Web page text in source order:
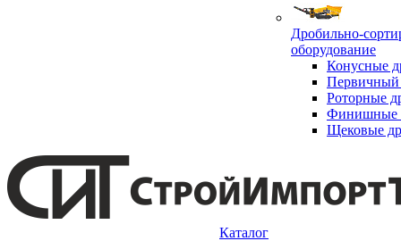
Дробильно-
оборудование
Конусные
Первичный
Роторные
Финишные
Щековые
Каталог